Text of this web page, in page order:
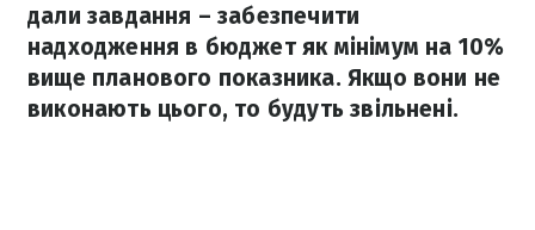
дали завдання – забезпечити
надходження в бюджет як мінімум на 10%
вище планового показника. Якщо вони не
виконають цього, то будуть звільнені.